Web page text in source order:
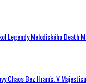
Legendy Melodického Death
Chaos Bez Hraníc. V